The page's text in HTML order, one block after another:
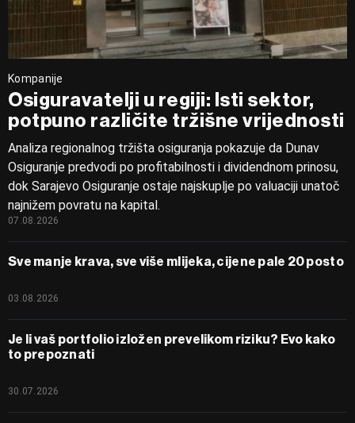
Kompanije
Osiguravatelji u regiji: Isti sektor,
potpuno različite tržišne vrijednosti
Analiza regionalnog tržišta osiguranja pokazuje da Dunav
Osiguranje predvodi po profitabilnosti i dividendnom prinosu,
dok Sarajevo Osiguranje ostaje najskuplje po valuaciji unatoč
najnižem povratu na kapital.
07.08.2026
Sve manje krava, sve više mlijeka, cijene pale 20 posto
03.08.2026
Je li vaš portfolio izložen prevelikom riziku? Evo kako
to prepoznati
30.07.2026